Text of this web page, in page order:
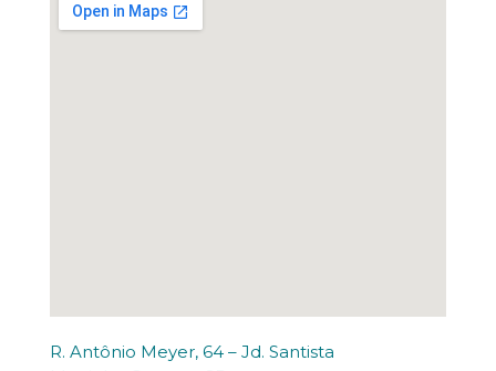
R. Antônio Meyer, 64 – Jd. Santista